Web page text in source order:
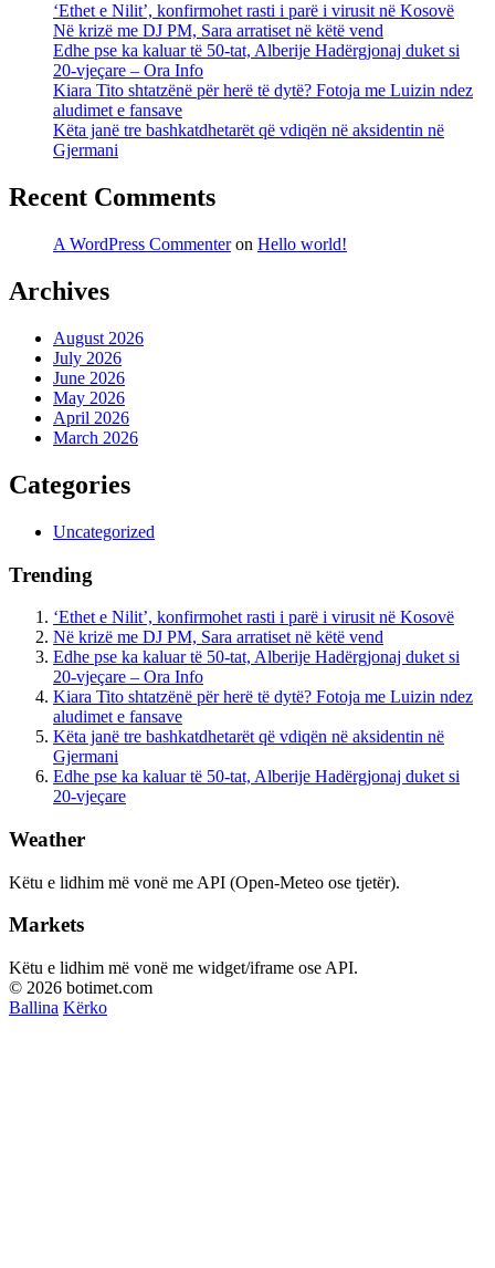
‘Ethet e Nilit’, konfirmohet rasti i parë i virusit në Kosovë
Në krizë me DJ PM, Sara arratiset në këtë vend
Edhe pse ka kaluar të 50-tat, Alberije Hadërgjonaj duket si
20-vjeçare – Ora Info
Kiara Tito shtatzënë për herë të dytë? Fotoja me Luizin ndez
aludimet e fansave
Këta janë tre bashkatdhetarët që vdiqën në aksidentin në
Gjermani
Recent Comments
A WordPress Commenteron Hello world!
Archives
August 2026
July 2026
June 2026
May 2026
April 2026
March 2026
Categories
Uncategorized
Trending
‘Ethet e Nilit’, konfirmohet rasti i parë i virusit në Kosovë
Në krizë me DJ PM, Sara arratiset në këtë vend
Edhe pse ka kaluar të 50-tat, Alberije Hadërgjonaj duket si
20-vjeçare – Ora Info
Kiara Tito shtatzënë për herë të dytë? Fotoja me Luizin ndez
aludimet e fansave
Këta janë tre bashkatdhetarët që vdiqën në aksidentin në
Gjermani
Edhe pse ka kaluar të 50-tat, Alberije Hadërgjonaj duket si
20-vjeçare
Weather
Këtu e lidhim më vonë me API (Open-Meteo ose tjetër).
Markets
Këtu e lidhim më vonë me widget/iframe ose API.
© 2026 botimet.com
Ballina Kërko